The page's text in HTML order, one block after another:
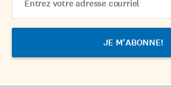
Address